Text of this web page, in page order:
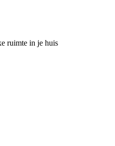
ruimte in je huis